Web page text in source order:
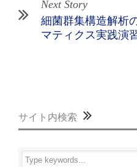
Next Story
細菌群集構造解析
マティクス実践演
サイト内検索